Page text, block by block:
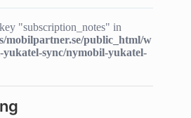
"subscription_notes" in
mobilpartner.se/public_html/w
sync/nymobil-yukatel-